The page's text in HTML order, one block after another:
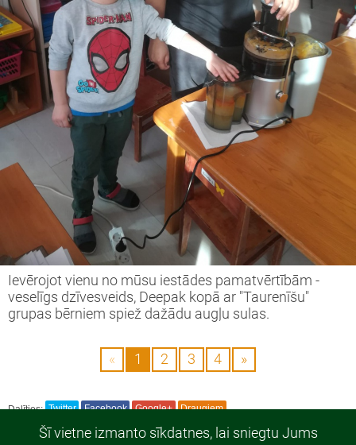
Ievērojot vienu no mūsu iestādes pamatvērtībām -
veselīgs dzīvesveids, Deepak kopā ar "Taurenīšu"
grupas bērniem spiež dažādu augļu sulas.
« 1 2 3 4 »
Dalīties: Twitter Facebook Google+ Draugiem
Šī vietne izmanto sīkdatnes, lai sniegtu Jums